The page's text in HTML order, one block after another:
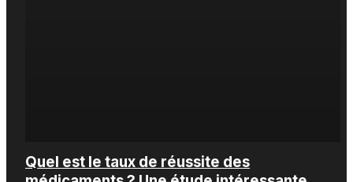
Quel est le taux de réussite des